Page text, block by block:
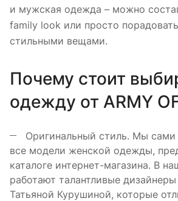
и мужская одежда – можно
family look или просто
стильными вещами.
Почему стоит
одежду от ARMY
Оригинальный стиль. Мы сами
все модели женской одежды,
каталоге интернет-магазина. В
работают талантливые дизайнеры
Татьяной Курушиной, которые